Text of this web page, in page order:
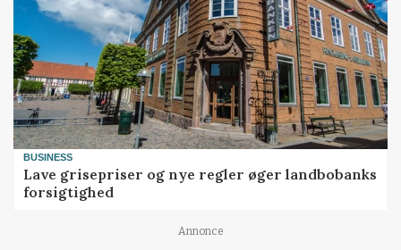
BUSINESS
Lave grisepriser og nye regler øger landbobanks
forsigtighed
Annonce